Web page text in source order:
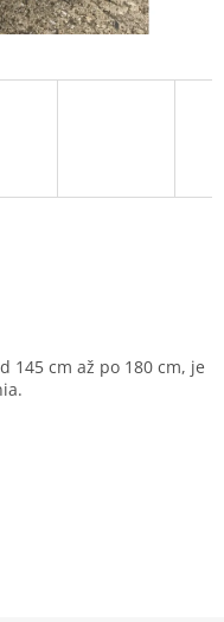
145 cm až po 180 cm, je